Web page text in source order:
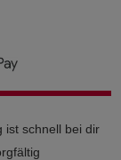
ist schnell bei dir